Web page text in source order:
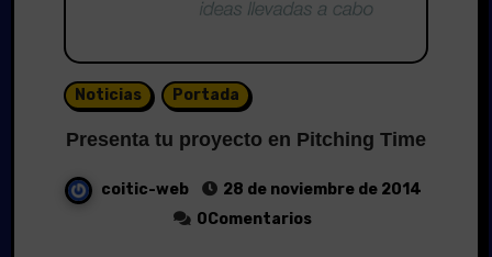
Noticias Portada
Presenta tu proyecto en Pitching Time
coitic-web
28 de noviembre de 2014
0Comentarios